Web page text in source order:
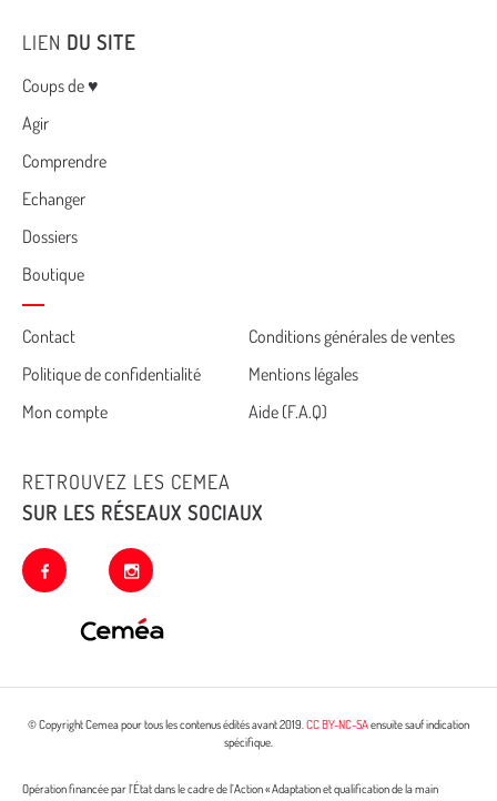
LIEN DU SITE
Menu
Coups de ♥
Agir
Comprendre
Echanger
Dossiers
Boutique
Cemea
footer
Contact
Conditions générales de ventes
Politique de confidentialité
Mentions légales
Mon compte
Aide (F.A.Q)
RETROUVEZ LES CEMEA
SUR LES RÉSEAUX SOCIAUX
facebook instagram
© Copyright Cemea pour tous les contenus édités avant 2019.CC BY-NC-SAensuite sauf indication
spécifique.
Opération financée par l’État dans le cadre de l’Action « Adaptation et qualification de la main